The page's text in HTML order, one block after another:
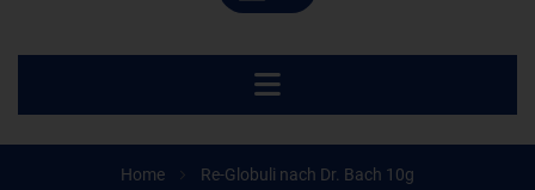
Home Re-Globuli nach Dr. Bach 10g